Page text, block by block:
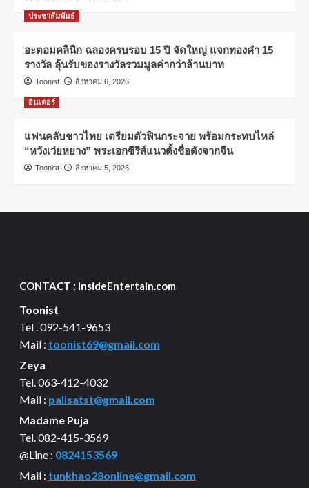
ประชาสัมพันธ์
อะตอมคลินิก ฉลองครบรอบ 15 ปี จัดใหญ่ แจกทองคำ 15
รางวัล ลุ้นรับของรางวัลรวมมูลค่ากว่าล้านบาท
Toonist สิงหาคม 6, 2026
อินเตอร์
แฟนคลับชาวไทย เตรียมตัวฟินกระจาย พร้อมกระทบไหล่
“หวังเว่ยหยาง” พระเอกซีรีส์แนวตั้งชื่อดังจากจีน
Toonist สิงหาคม 5, 2026
CONTACT : InsideEntertain.com
Toonist
Tel . 092-541-9653
Mail : toonist69@gmail.com
Zeya
Tel. 063-412-4032
Mail : palisatst@gmail.com
Madame Puja
Tel. 082-415-3569
@Line : 0824153569
Mail : tunkhao28online@gmail.com